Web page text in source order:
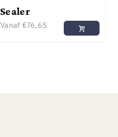
Sealer
Vanaf €76,65